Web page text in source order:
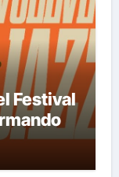
Festival